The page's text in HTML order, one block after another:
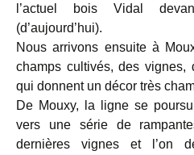
l’actuel bois Vidal
(d’aujourd’hui).
Nous arrivons ensuite à
champs cultivés, des vignes,
qui donnent un décor très
De Mouxy, la ligne se
vers une série de
dernières vignes et l’on